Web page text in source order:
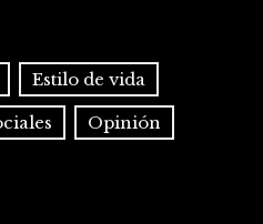
Estilo de vida
Opinión